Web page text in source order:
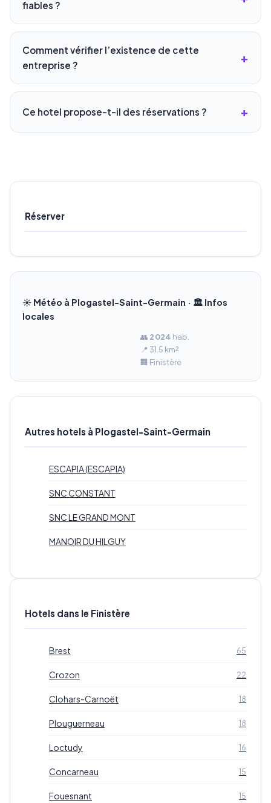
fiables ?
Comment vérifier l’existence de cette
entreprise ?
Ce hotel propose-t-il des réservations ?
Réserver
☀️ Météo à Plogastel-Saint-Germain · 🏛️ Infos
locales
👥 2 024 hab.
📍 31.5 km²
🏢 Finistère
Autres hotels à Plogastel-Saint-Germain
ESCAPIA (ESCAPIA)
SNC CONSTANT
SNC LE GRAND MONT
MANOIR DU HILGUY
Hotels dans le Finistère
Brest 65
Crozon 22
Clohars-Carnoët 18
Plouguerneau 18
Loctudy 16
Concarneau 15
Fouesnant 15